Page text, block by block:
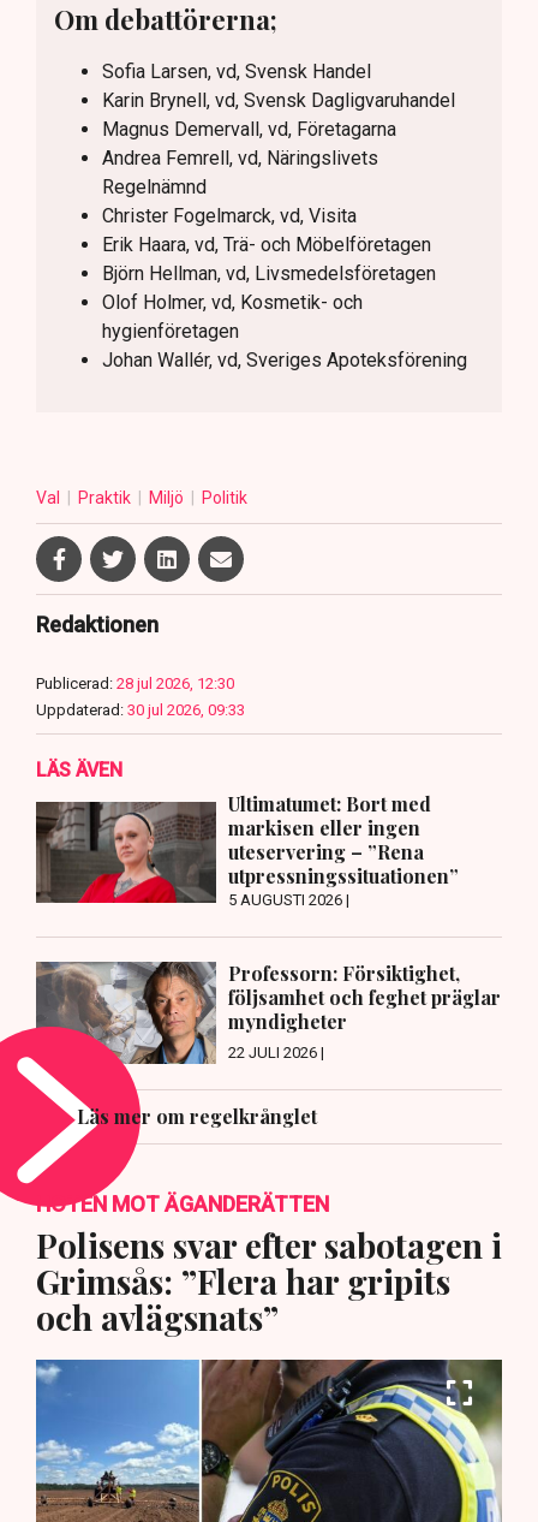
Om debattörerna;
Sofia Larsen, vd, Svensk Handel
Karin Brynell, vd, Svensk Dagligvaruhandel
Magnus Demervall, vd, Företagarna
Andrea Femrell, vd, Näringslivets
Regelnämnd
Christer Fogelmarck, vd, Visita
Erik Haara, vd, Trä- och Möbelföretagen
Björn Hellman, vd, Livsmedelsföretagen
Olof Holmer, vd, Kosmetik- och
hygienföretagen
Johan Wallér, vd, Sveriges Apoteksförening
Val Praktik Miljö Politik
Redaktionen
Publicerad: 28 jul 2026, 12:30
Uppdaterad: 30 jul 2026, 09:33
LÄS ÄVEN
Ultimatumet: Bort med
markisen eller ingen
uteservering – ”Rena
utpressningssituationen”
5 AUGUSTI 2026 |
Professorn: Försiktighet,
följsamhet och feghet präglar
myndigheter
22 JULI 2026 |
Läs mer om regelkrånglet
HOTEN MOT ÄGANDERÄTTEN
Polisens svar efter sabotagen i
Grimsås: ”Flera har gripits
och avlägsnats”